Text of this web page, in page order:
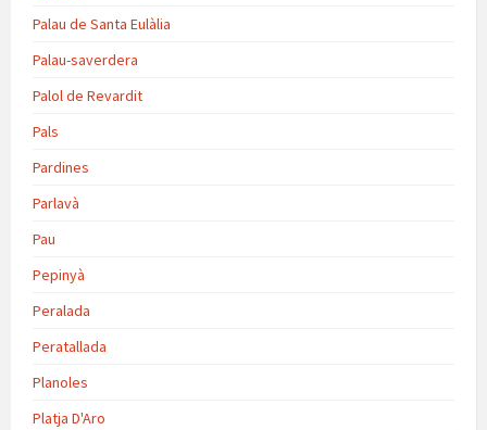
Palau de Santa Eulàlia
Palau-saverdera
Palol de Revardit
Pals
Pardines
Parlavà
Pau
Pepinyà
Peralada
Peratallada
Planoles
Platja D'Aro